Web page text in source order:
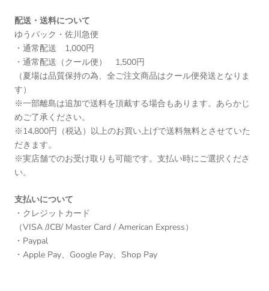
配送・送料について
ゆうパック・佐川急便
・通常配送 1,000円
・通常配送（クール便） 1,500円
（夏場は品質保持の為、全ご注文商品はクール便発送となりま
す）
※一部離島は追加で送料を頂戴する場合もあります。あらかじ
めご了承ください。
※14,800円（税込）以上のお買い上げで送料無料とさせていた
だきます。
※実店舗でのお受け取りも可能です。支払い時にご選択くださ
い。
支払いについて
・クレジットカード
（VISA /JCB/ Master Card / American Express）
・Paypal
・Apple Pay、Google Pay、Shop Pay